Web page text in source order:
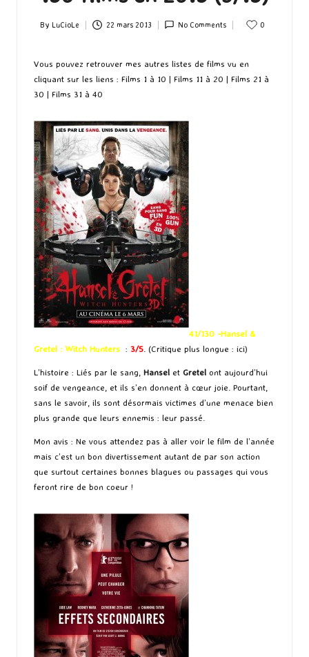
Posted
By LuCioLe 22 mars 2013 No Comments 0
Vous pouvez retrouver mes autres listes de films vu en
cliquant sur les liens : Films 1 à 10 | Films 11 à 20 | Films 21 à
30 | Films 31 à 40
41/130 -Hansel &
Gretel : Witch Hunters : 3/5. (Critique plus longue : ici)
L’histoire : Liés par le sang, Hansel et Gretel ont aujourd’hui
soif de vengeance, et ils s’en donnent à cœur joie. Pourtant,
sans le savoir, ils sont désormais victimes d’une menace bien
plus grande que leurs ennemis : leur passé.
Mon avis : Ne vous attendez pas à aller voir le film de l’année
mais c’est un bon divertissement autant de par son action
que surtout certaines bonnes blagues ou passages qui vous
feront rire de bon coeur !